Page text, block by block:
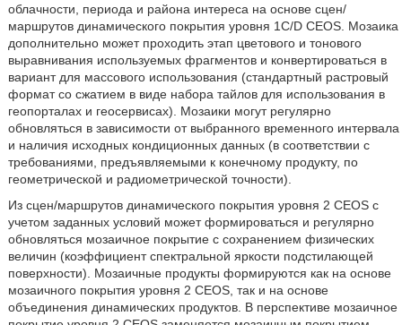
облачности, периода и района интереса на основе сцен/
маршрутов динамического покрытия уровня 1С/D CEOS. Мозаика
дополнительно может проходить этап цветового и тонового
выравнивания используемых фрагментов и конвертироваться в
вариант для массового использования (стандартный растровый
формат со сжатием в виде набора тайлов для использования в
геопорталах и геосервисах). Мозаики могут регулярно
обновляться в зависимости от выбранного временного интервала
и наличия исходных кондиционных данных (в соответствии с
требованиями, предъявляемыми к конечному продукту, по
геометрической и радиометрической точности).
Из сцен/маршрутов динамического покрытия уровня 2 CEOS с
учетом заданных условий может формироваться и регулярно
обновляться мозаичное покрытие с сохранением физических
величин (коэффициент спектральной яркости подстилающей
поверхности). Мозаичные продукты формируются как на основе
мозаичного покрытия уровня 2 CEOS, так и на основе
объединения динамических продуктов. В перспективе мозаичное